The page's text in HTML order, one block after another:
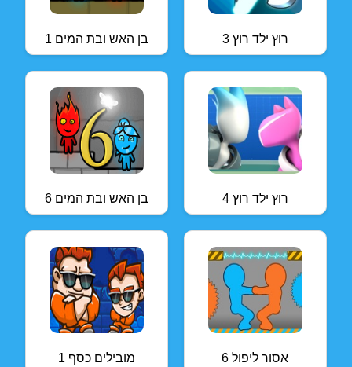
בן האש ובת המים 1 רוץ ילד רוץ 3
בן האש ובת המים 6 רוץ ילד רוץ 4
מובילים כסף 1 אסור ליפול 6